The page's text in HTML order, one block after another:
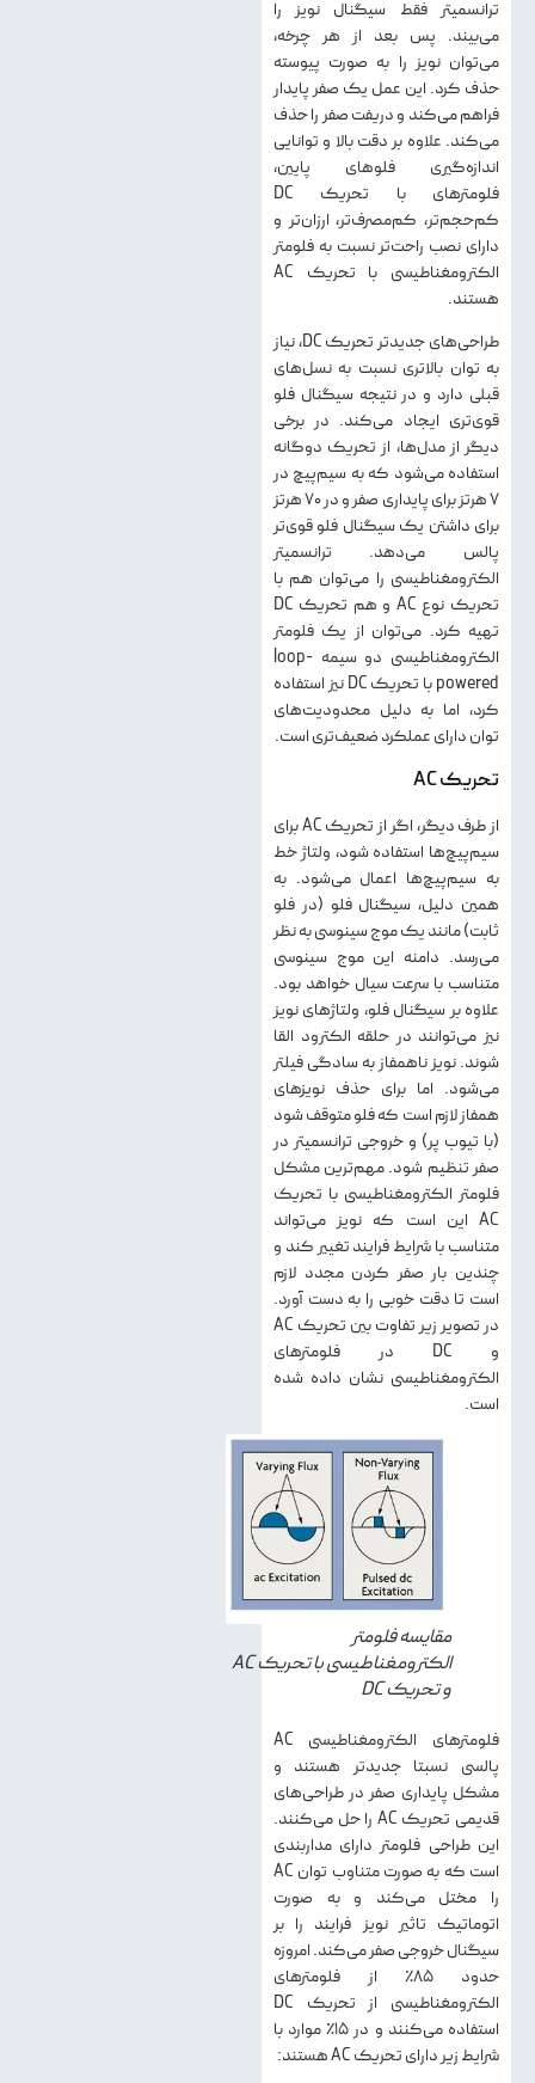
ترانسمیتر فقط سیگنال نویز را
می‌بیند. پس بعد از هر چرخه،
می‌توان نویز را به صورت پیوسته
حذف کرد. این عمل یک صفر پایدار
فراهم می‌کند و دریفت صفر را حذف
می‌کند. علاوه بر دقت بالا و توانایی
اندازه‌گیری فلوهای پایین،
فلومترهای با تحریک DC
کم‌حجم‌تر، کم‌مصرف‌تر، ارزان‌تر و
دارای نصب راحت‌تر نسبت به فلومتر
الکترومغناطیسی با تحریک AC
هستند.
طراحی‌های جدیدتر تحریک DC، نیاز
به توان بالاتری نسبت به نسل‌های
قبلی دارد و در نتیجه سیگنال فلو
قوی‌تری ایجاد می‌کند. در برخی
دیگر از مدل‌ها، از تحریک دوگانه
استفاده می‌شود که به سیم‌پیچ در
۷ هرتز برای پایداری صفر و در ۷۰ هرتز
برای داشتن یک سیگنال فلو قوی‌تر
پالس می‌دهد. ترانسمیتر
الکترومغناطیسی را می‌توان هم با
تحریک نوع AC و هم تحریک DC
تهیه کرد. می‌توان از یک فلومتر
الکترومغناطیسی دو سیمه loop-
powered با تحریک DC نیز استفاده
کرد، اما به دلیل محدودیت‌های
توان دارای عملکرد ضعیف‌تری است.
تحریک AC
از طرف دیگر، اگر از تحریک AC برای
سیم‌پیچ‌ها استفاده شود، ولتاژ خط
به سیم‌پیچ‌ها اعمال می‌شود. به
همین دلیل، سیگنال فلو (در فلو
ثابت) مانند یک موج سینوسی به نظر
می‌رسد. دامنه این موج سینوسی
متناسب با سرعت سیال خواهد بود.
علاوه بر سیگنال فلو، ولتاژهای نویز
نیز می‌توانند در حلقه الکترود القا
شوند. نویز ناهمفاز به سادگی فیلتر
می‌شود. اما برای حذف نویزهای
همفاز لازم است که فلو متوقف شود
(با تیوب پر) و خروجی ترانسمیتر در
صفر تنظیم شود. مهم‌ترین مشکل
فلومتر الکترومغناطیسی با تحریک
AC این است که نویز می‌تواند
متناسب با شرایط فرایند تغییر کند و
چندین بار صفر کردن مجدد لازم
است تا دقت خوبی را به دست آورد.
در تصویر زیر تفاوت بین تحریک AC
و DC در فلومترهای
الکترومغناطیسی نشان داده شده
است.
مقایسه فلومتر
الکترومغناطیسی با تحریک AC
و تحریک DC
فلومترهای الکترومغناطیسی AC
پالسی نسبتا جدیدتر هستند و
مشکل پایداری صفر در طراحی‌های
قدیمی تحریک AC را حل می‌کنند.
این طراحی فلومتر دارای مداربندی
است که به صورت متناوب توان AC
را مختل می‌کند و به صورت
اتوماتیک تاثیر نویز فرایند را بر
سیگنال خروجی صفر می‌کند. امروزه
حدود ۸۵٪ از فلومترهای
الکترومغناطیسی از تحریک DC
استفاده می‌کنند و در ۱۵٪ موارد با
شرایط زیر دارای تحریک AC هستند: